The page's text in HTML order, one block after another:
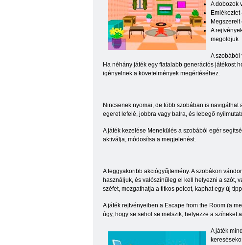
A dobozok
A
megoldjuk
A szobából
Ha néhány játék egy fiatalabb generációs játékost
igényelnek a követelmények megértéséhez.
Nincsenek nyomai, de több szobában is
egeret lefelé, jobbra vagy balra, és lebegő
A játék kezelése Menekülés a szobából egér
aktiválja, módosítsa a megjelenést.
A leggyakoribb akciógyűjtemény. A szobákon
használjuk, és valószínűleg el kell helyezni a szót,
széfet, mozgathatja a titkos polcot, kaphat egy új
A játék rejtvényeiben a Escape from the Room (a
úgy, hogy se sehol se metszik; helyezze a
A játék